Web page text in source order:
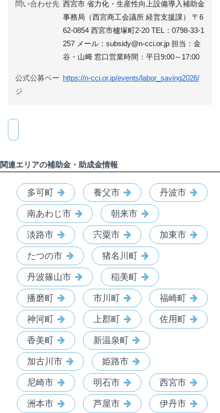
問い合わせ先 西宮市 省力化・生産性向上設備導入補助金
事務局（西宮商工会議所 経営支援課） 〒6
62-0854 西宮市櫨塚町2-20 TEL：0798-33-1
257 メール：subsidy@n-cci.or.jp 担当：金
谷・山﨑 窓口営業時間：平日9:00～17:00
公式公募ペー
ジ
https://n-cci.or.jp/events/labor_saving2026/
関連エリアの補助金・助成金情報
多可町 養父市 丹波市
南あわじ市 朝来市
淡路市 宍粟市 加東市
たつの市 猪名川町
丹波篠山市 稲美町
播磨町 市川町 福崎町
神河町 上郡町 佐用町
香美町 新温泉町
加古川市 姫路市
尼崎市 明石市 西宮市
洲本市 芦屋市 伊丹市